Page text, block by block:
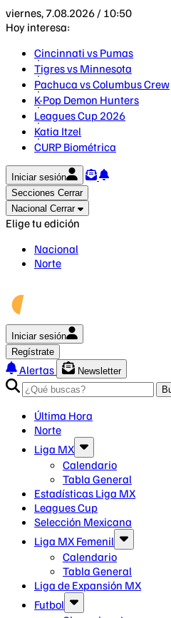
viernes, 7.08.2026 / 10:50
Hoy interesa:
Cincinnati vs Pumas
Tigres vs Minnesota
Pachuca vs Columbus Crew
K-Pop Demon Hunters
Leagues Cup 2026
Katia Itzel
CURP Biométrica
Iniciar sesión
Secciones Cerrar
Nacional Cerrar
Elige tu edición
Nacional
Norte
Iniciar sesión
Regístrate
Alertas
Newsletter
Última Hora
Norte
Liga MX
Calendario
Tabla General
Estadísticas Liga MX
Leagues Cup
Selección Mexicana
Liga MX Femenil
Calendario
Tabla General
Liga de Expansión MX
Futbol